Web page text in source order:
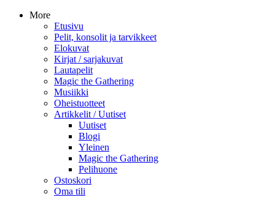
More
Etusivu
Pelit, konsolit ja tarvikkeet
Elokuvat
Kirjat / sarjakuvat
Lautapelit
Magic the Gathering
Musiikki
Oheistuotteet
Artikkelit / Uutiset
Uutiset
Blogi
Yleinen
Magic the Gathering
Pelihuone
Ostoskori
Oma tili